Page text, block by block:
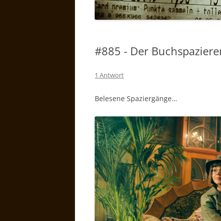
#885 - Der
1 Antwort
Belesene Spaziergänge…